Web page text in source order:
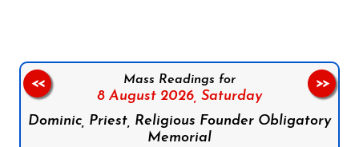
Mass Readings for
8 August 2026, Saturday
Dominic, Priest, Religious Founder Obligatory
Memorial
<< >>